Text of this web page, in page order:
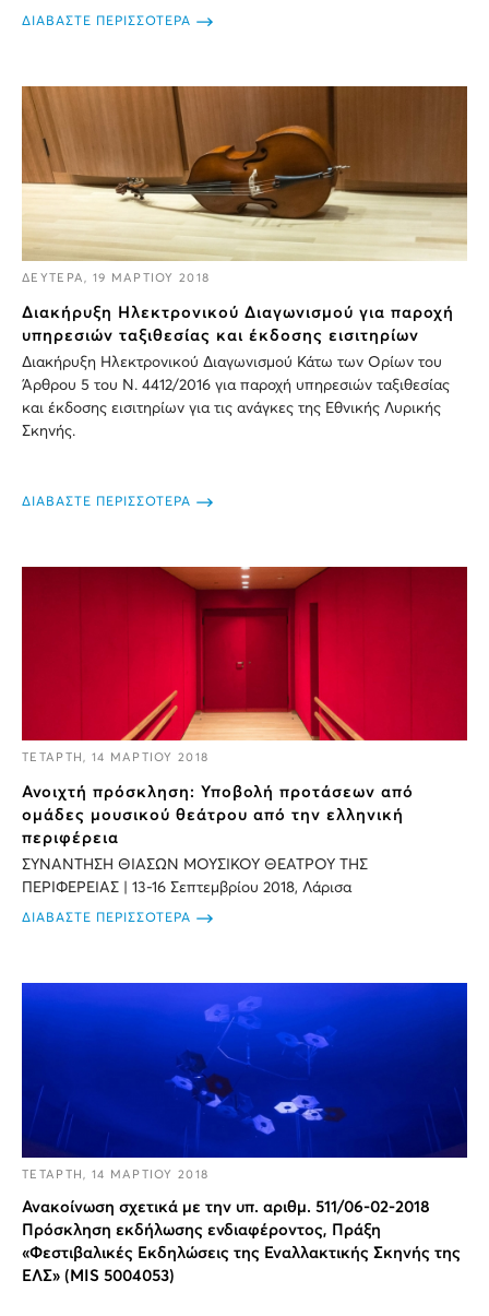
ΔΙΑΒΑΣΤΕ ΠΕΡΙΣΣΟΤΕΡΑ
ΔΕΥΤΕΡΑ, 19 ΜΑΡΤΙΟΥ 2018
Διακήρυξη Ηλεκτρονικού Διαγωνισμού για παροχή
υπηρεσιών ταξιθεσίας και έκδοσης εισιτηρίων
Διακήρυξη Ηλεκτρονικού Διαγωνισμού Κάτω των Ορίων του
Άρθρου 5 του Ν. 4412/2016 για παροχή υπηρεσιών ταξιθεσίας
και έκδοσης εισιτηρίων για τις ανάγκες της Εθνικής Λυρικής
Σκηνής.
ΔΙΑΒΑΣΤΕ ΠΕΡΙΣΣΟΤΕΡΑ
ΤΕΤΑΡΤΗ, 14 ΜΑΡΤΙΟΥ 2018
Ανοιχτή πρόσκληση: Υποβολή προτάσεων από
ομάδες μουσικού θεάτρου από την ελληνική
περιφέρεια
ΣΥΝΑΝΤΗΣΗ ΘΙΑΣΩΝ ΜΟΥΣΙΚΟΥ ΘΕΑΤΡΟΥ ΤΗΣ
ΠΕΡΙΦΕΡΕΙΑΣ | 13-16 Σεπτεμβρίου 2018, Λάρισα
ΔΙΑΒΑΣΤΕ ΠΕΡΙΣΣΟΤΕΡΑ
ΤΕΤΑΡΤΗ, 14 ΜΑΡΤΙΟΥ 2018
Ανακοίνωση σχετικά με την υπ. αριθμ. 511/06-02-2018
Πρόσκληση εκδήλωσης ενδιαφέροντος, Πράξη
«Φεστιβαλικές Εκδηλώσεις της Εναλλακτικής Σκηνής της
ΕΛΣ» (MIS 5004053)